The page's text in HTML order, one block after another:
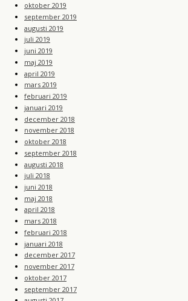
oktober 2019
september 2019
augusti 2019
juli 2019
juni 2019
maj 2019
april 2019
mars 2019
februari 2019
januari 2019
december 2018
november 2018
oktober 2018
september 2018
augusti 2018
juli 2018
juni 2018
maj 2018
april 2018
mars 2018
februari 2018
januari 2018
december 2017
november 2017
oktober 2017
september 2017